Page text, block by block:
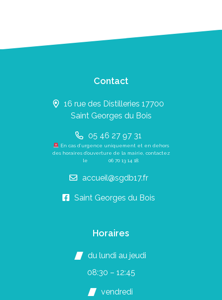
Contact
16 rue des Distilleries 17700
Saint Georges du Bois
05 46 27 97 31
En cas d’urgence uniquement et en dehors
des horaires d’ouverture de la mairie, contactez
le 06 70 13 14 18
accueil@sgdb17.fr
Saint Georges du Bois
Horaires
du lundi au jeudi
08:30 – 12:45
vendredi